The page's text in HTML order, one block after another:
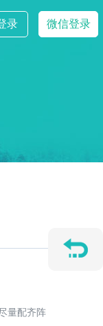
录 微信登录
量配齐阵